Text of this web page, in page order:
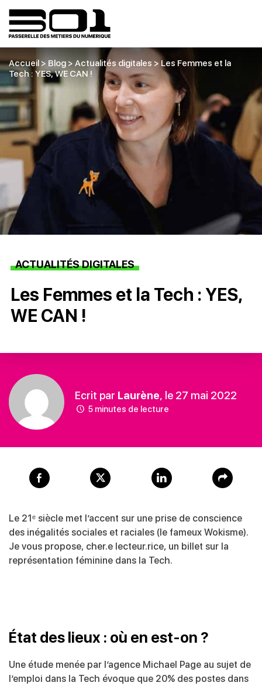
Accueil > Blog > Actualités digitales> Les Femmes et la
Tech : YES, WE CAN !
ACTUALITÉS DIGITALES
Les Femmes et la Tech : YES,
WE CAN !
Ecrit par Laurène, le 27 mai 2022
5 minutes de lecture
Le 21ᵉ siècle met l’accent sur une prise de conscience
des inégalités sociales et raciales (le fameux Wokisme).
Je vous propose, cher.e lecteur.rice, un billet sur la
représentation féminine dans la Tech.
État des lieux : où en est-on ?
Une étude menée par l’agence Michael Page au sujet de
l’emploi dans la Tech évoque que 20% des postes dans